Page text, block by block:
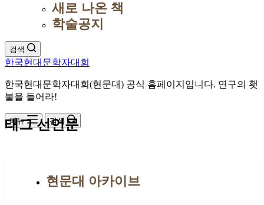
새로 나온 책
학술공지
검색
한국현대문학자대회
한국현대문학자대회(현문대) 공식 홈페이지입니다. 연구의 횃
불을 들어라!
메뉴 검색
태그선언문
현문대 아카이브